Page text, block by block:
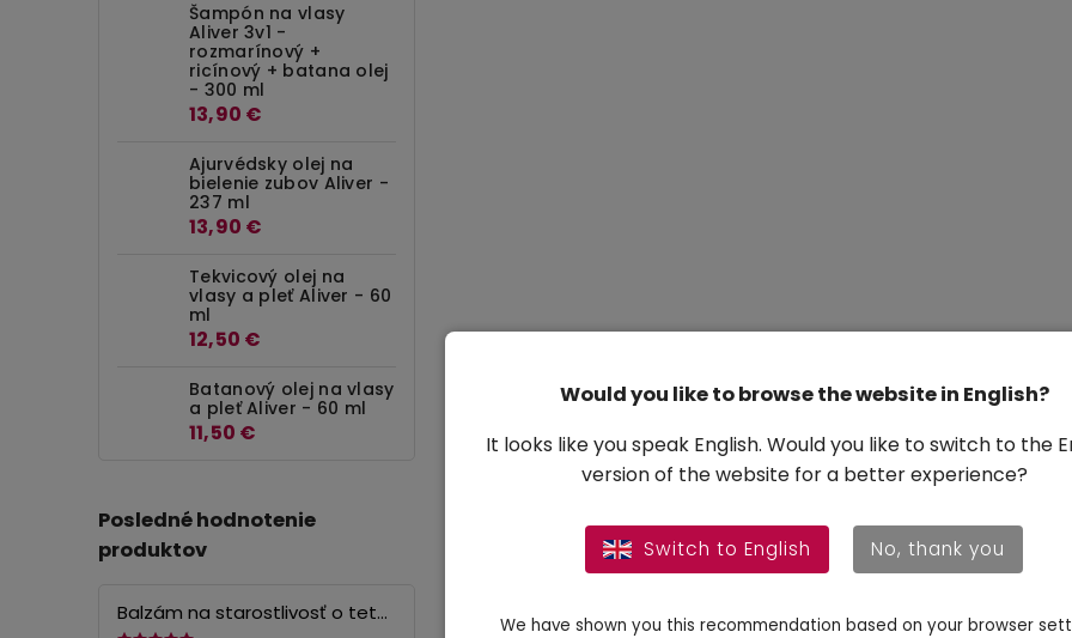
Šampón na vlasy
Aliver 3v1 -
rozmarínový +
ricínový + batana olej
- 300 ml
13,90 €
Ajurvédsky olej na
bielenie zubov Aliver -
237 ml
13,90 €
Tekvicový olej na
vlasy a pleť Aliver - 60
ml
12,50 €
Batanový olej na vlasy
a pleť Aliver - 60 ml
11,50 €
Posledné hodnotenie
produktov
Balzám na starostlivosť o tetovanie Elaimei - 75 g
Would you like to browse the website in English?
It looks like you speak English. Would you like to switch to the
version of the website for a better experience?
Switch to English No, thank you
We have shown you this recommendation based on your browser